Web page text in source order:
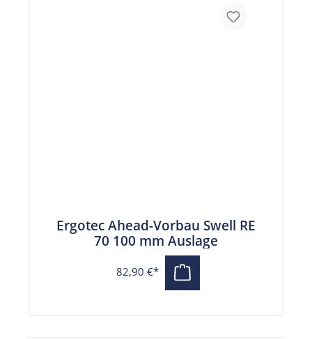
Ergotec Ahead-Vorbau Swell RE
70 100 mm Auslage
82,90 €*